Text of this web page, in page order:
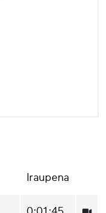
Iraupena